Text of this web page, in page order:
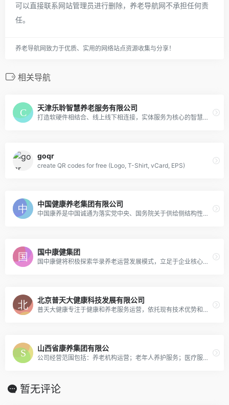
可以直接联系网站管理员进行删除，养老导航网不承担任何责
任。
养老导航网致力于优质、实用的网络站点资源收集与分享！
相关导航
天津乐聆智慧养老服务有限公司
打造软硬件相结合、线上线下相连接，实体服务为核心的智慧康养模式，本着“让世界没有难做的养老服务”的宗旨，始终致力于为政府、机构、企业、个人提供智慧健康养老综合服务解决方案。
goqr
create QR codes for free (Logo, T-Shirt, vCard, EPS)
中国健康养老集团有限公司
中国康养是中国诚通为落实党中央、国务院关于供给侧结构性改革任务，积极培育健康养老现代服务业而组建的专项平台
国中康健集团
国中康健将积极探索华录养老运营发展模式，立足于企业核心竞争力价值提升，通过内生式发展、外延式扩张进行业务布局，加快拓展康养产业链，为通用技术集团和中国华录集团搭建沟通桥梁，共同打造国内一流健康养老平台。
北京普天大健康科技发展有限公司
普天大健康专注于健康和养老服务运营，依托现有技术优势和平台优势，坚持自主创新，持续拓展行业空间，着力提升自身可持续发展能力，作为健康养老产业运营商持续推动养老生态链运转。
山西省康养集团有限公
公司经营范围包括：养老机构运营；老年人养护服务；医疗服务；康复保健服务、居家养老服务、社区日间照料服务；信息系统集成服务；以自有资金对医疗、养老项目、养老用品设备、文化、旅游及影视娱乐项目
暂无评论